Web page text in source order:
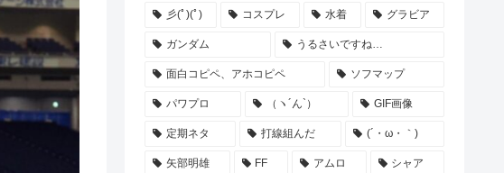
彡(ﾟ)(ﾟ) コスプレ 水着 グラビア
ガンダム うるさいですね…
面白コピペ、アホコピペ ソフマップ
パワプロ （ヽ´ん`） GIF画像
定期ネタ 打線組んだ (´・ω・｀)
矢部明雄 FF アムロ シャア